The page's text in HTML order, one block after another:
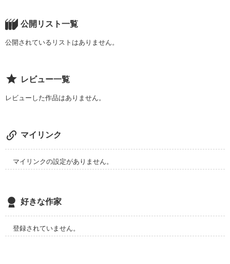
明日が優しいものであるようにと、そう願いながら。
公開リスト一覧
公開されているリストはありません。
レビュー一覧
レビューした作品はありません。
マイリンク
マイリンクの設定がありません。
好きな作家
登録されていません。